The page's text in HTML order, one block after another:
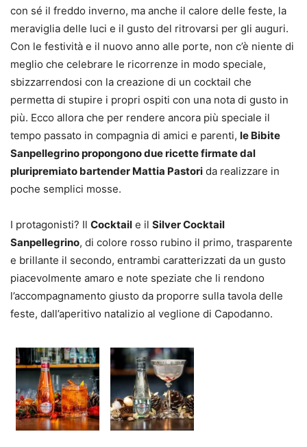
con sé il freddo inverno, ma anche il calore delle feste, la
meraviglia delle luci e il gusto del ritrovarsi per gli auguri.
Con le festività e il nuovo anno alle porte, non c’è niente di
meglio che celebrare le ricorrenze in modo speciale,
sbizzarrendosi con la creazione di un cocktail che
permetta di stupire i propri ospiti con una nota di gusto in
più. Ecco allora che per rendere ancora più speciale il
tempo passato in compagnia di amici e parenti, le Bibite
Sanpellegrino propongono due ricette firmate dal
pluripremiato bartender Mattia Pastori da realizzare in
poche semplici mosse.
I protagonisti? Il Cocktail e il Silver Cocktail
Sanpellegrino, di colore rosso rubino il primo, trasparente
e brillante il secondo, entrambi caratterizzati da un gusto
piacevolmente amaro e note speziate che li rendono
l’accompagnamento giusto da proporre sulla tavola delle
feste, dall’aperitivo natalizio al veglione di Capodanno.